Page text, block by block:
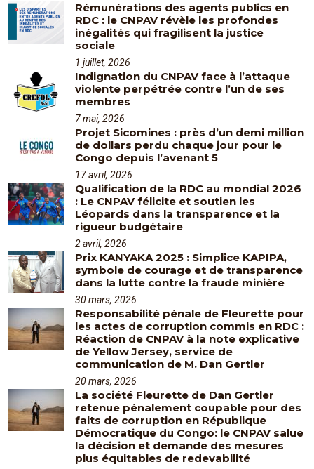
Rémunérations des agents publics en
RDC : le CNPAV révèle les profondes
inégalités qui fragilisent la justice
sociale
1 juillet, 2026
Indignation du CNPAV face à l’attaque
violente perpétrée contre l’un de ses
membres
7 mai, 2026
Projet Sicomines : près d’un demi million
de dollars perdu chaque jour pour le
Congo depuis l’avenant 5
17 avril, 2026
Qualification de la RDC au mondial 2026
: Le CNPAV félicite et soutien les
Léopards dans la transparence et la
rigueur budgétaire
2 avril, 2026
Prix KANYAKA 2025 : Simplice KAPIPA,
symbole de courage et de transparence
dans la lutte contre la fraude minière
30 mars, 2026
Responsabilité pénale de Fleurette pour
les actes de corruption commis en RDC :
Réaction de CNPAV à la note explicative
de Yellow Jersey, service de
communication de M. Dan Gertler
20 mars, 2026
La société Fleurette de Dan Gertler
retenue pénalement coupable pour des
faits de corruption en République
Démocratique du Congo: le CNPAV salue
la décision et demande des mesures
plus équitables de redevabilité